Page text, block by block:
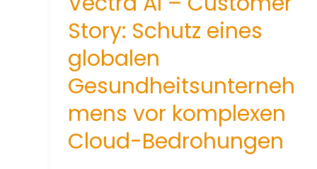
Story: Schutz eines
globalen
Gesundheitsunterneh
mens vor komplexen
Cloud-Bedrohungen